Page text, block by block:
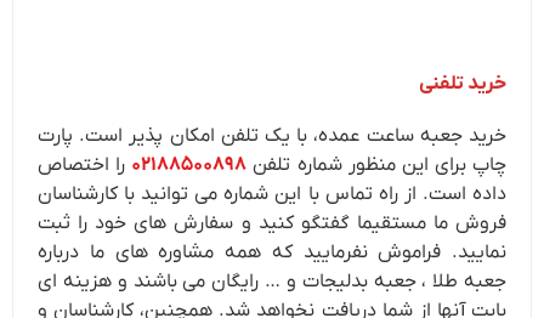
خرید تلفنی
خرید جعبه ساعت عمده، با یک تلفن امکان پذیر است. پارت
چاپ برای این منظور شماره تلفن ۰۲۱۸۸۵۰۰۸۹۸ را اختصاص
داده است. از راه تماس با این شماره می توانید با کارشناسان
فروش ما مستقیما گفتگو کنید و سفارش های خود را ثبت
نمایید. فراموش نفرمایید که همه مشاوره های ما درباره
جعبه طلا ، جعبه بدلیجات و … رایگان می باشند و هزینه ای
بابت آنها از شما دریافت نخواهد شد. همچنین، کارشناسان و